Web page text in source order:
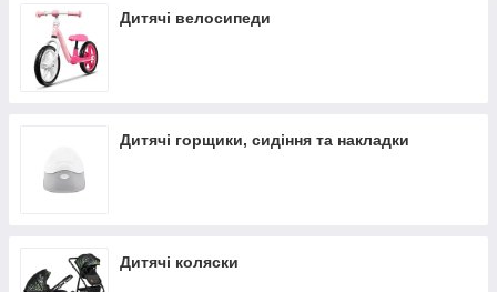
Дитячі велосипеди
Дитячі горщики, сидіння та накладки
Дитячі коляски